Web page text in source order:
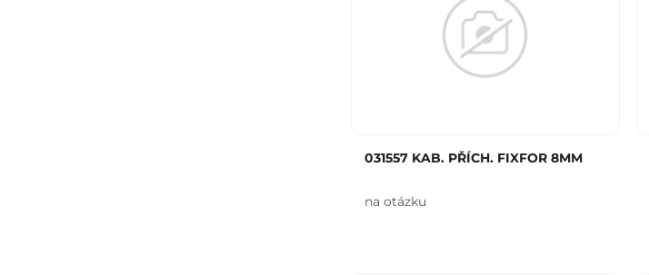
031557 KAB. PŘÍCH. FIXFOR 8MM
na otázku